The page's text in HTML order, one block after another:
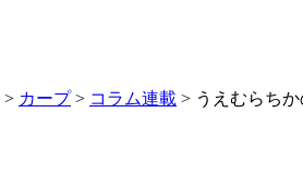
> カープ> コラム連載 > うえむらち